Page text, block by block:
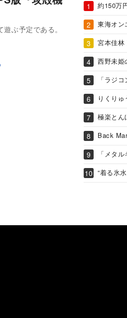
ぶ予定である。
約150万
東海オン
宮本佳林
西野未姫
「ラジ
りくり
極楽とん
Back
「メタ
“着る氷